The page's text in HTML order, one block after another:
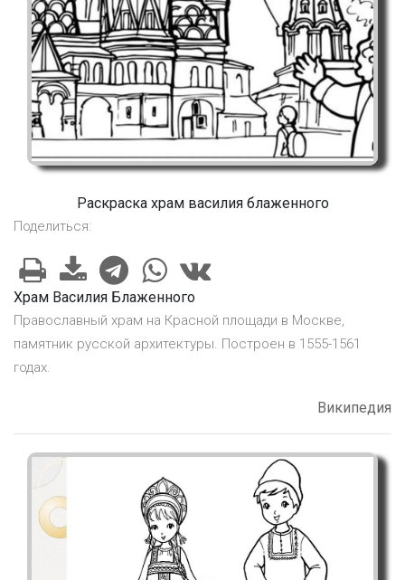
Раскраска храм василия блаженного
Поделиться:
Храм Василия Блаженного
Православный храм на Красной площади в Москве,
памятник русской архитектуры. Построен в 1555-1561
годах.
Википедия